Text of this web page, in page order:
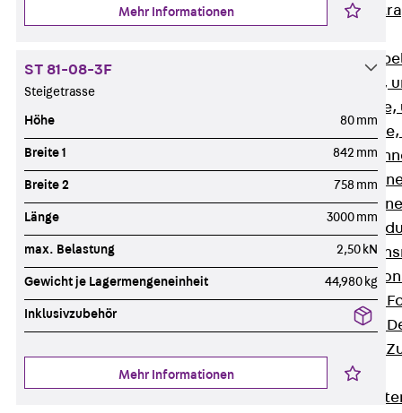
R Kabelrinne,
RS
RG
RGM
RGS
RGL
RI
RIS
Kabelrinnen-
Kabelrinnen-
Kabelrinnen-
Gitterbahnen
Mehr Informationen
ST 81-08-3F
Steigetrasse
Höhe 80 mm
Breite 1 842 mm
Breite 2 758 mm
Länge 3000 mm
max. Belastung 2,50 kN
Gewicht je Lagermengeneinheit 44,980 kg
Inklusivzubehör
Mehr Informationen